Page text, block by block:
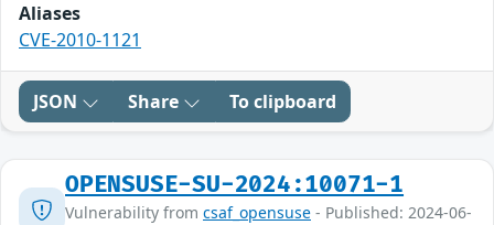
Aliases
CVE-2010-1121
JSON Share To clipboard
OPENSUSE-SU-2024:10071-1
Vulnerability from csaf_opensuse - Published: 2024-06-